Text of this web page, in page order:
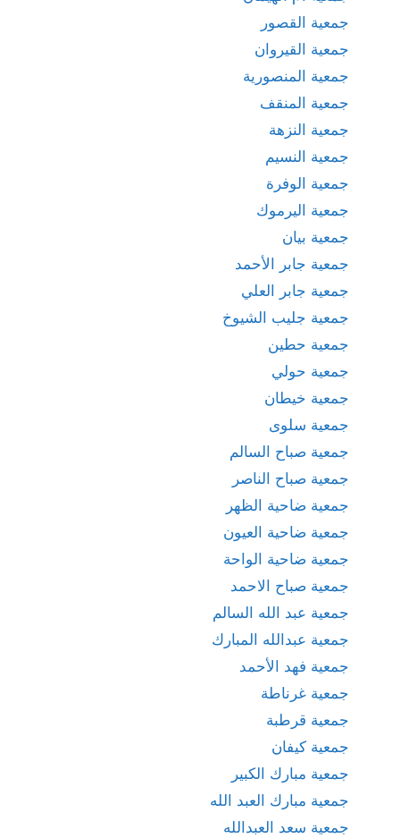
جمعية القصور
جمعية القيروان
جمعية المنصورية
جمعية المنقف
جمعية النزهة
جمعية النسيم
جمعية الوفرة
جمعية اليرموك
جمعية بيان
جمعية جابر الأحمد
جمعية جابر العلي
جمعية جليب الشيوخ
جمعية حطين
جمعية حولي
جمعية خيطان
جمعية سلوى
جمعية صباح السالم
جمعية صباح الناصر
جمعية ضاحية الظهر
جمعية ضاحية العيون
جمعية ضاحية الواحة
جمعية صباح الاحمد
جمعية عبد الله السالم
جمعية عبدالله المبارك
جمعية فهد الأحمد
جمعية غرناطة
جمعية قرطبة
جمعية كيفان
جمعية مبارك الكبير
جمعية مبارك العبد الله
جمعية سعد العبدالله